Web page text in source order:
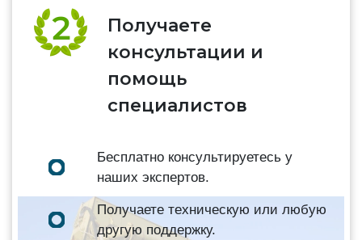
Получаете
консультации и
помощь
специалистов
Бесплатно консультируетесь у
наших экспертов.
Получаете техническую или любую
другую поддержку.